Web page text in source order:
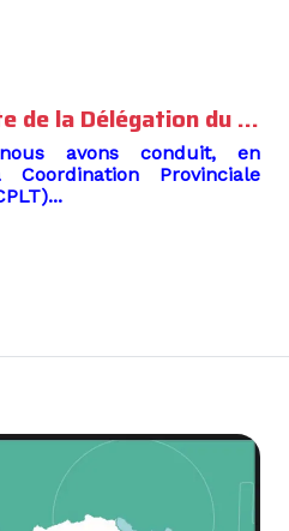
CPLT Kinshasa: Visite de la Délégation du Fonds mondial au CDT Saint-Pierre dans la zone de santé de Kinshasa
avons conduit, en
Provinciale